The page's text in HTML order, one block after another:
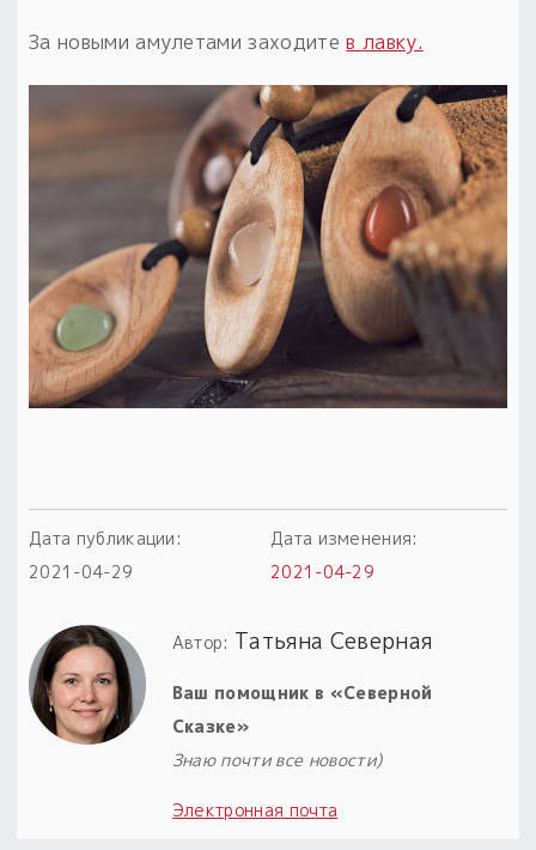
Пыльный сундучок
большое обновление
Товары со скидкой
Товары недели
Безоплатная доставка
на заказ от 4 тыс. руб. со скидкой
Оберег в подарок
За новыми амулетами заходитев лавку.
Дата публикации:
2021-04-29
Дата изменения:
2021-04-29
Автор: Татьяна Северная
Ваш помощник в «Северной
Сказке»
Знаю почти все новости)
Электронная почта